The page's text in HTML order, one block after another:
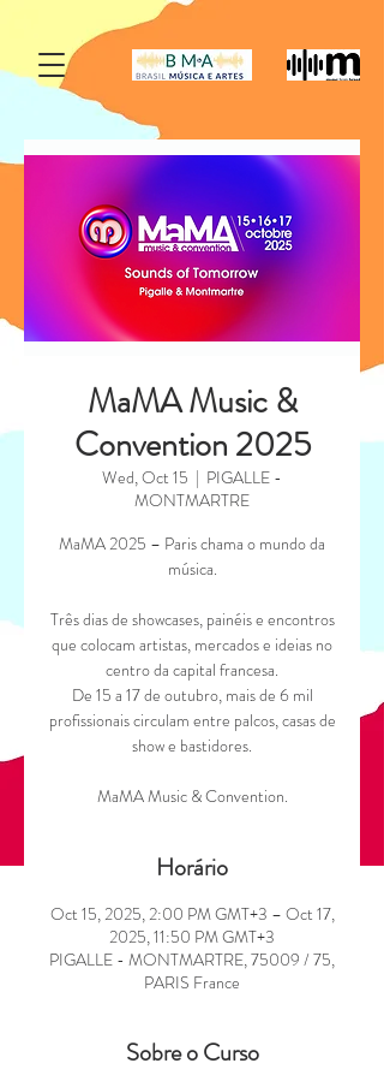
MaMA Music &
Convention 2025
Wed, Oct 15
  |
PIGALLE -
MONTMARTRE
MaMA 2025 – Paris chama o mundo da
música.
Três dias de showcases, painéis e encontros
que colocam artistas, mercados e ideias no
centro da capital francesa.
De 15 a 17 de outubro, mais de 6 mil
profissionais circulam entre palcos, casas de
show e bastidores.
MaMA Music & Convention.
Horário
Oct 15, 2025, 2:00 PM GMT+3 – Oct 17,
2025, 11:50 PM GMT+3
PIGALLE - MONTMARTRE, 75009 / 75,
PARIS France
Sobre o Curso